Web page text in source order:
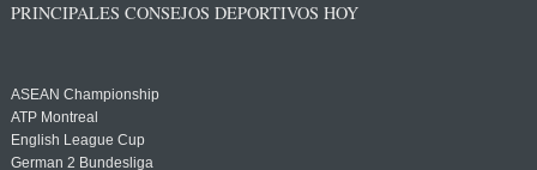
PRINCIPALES CONSEJOS DEPORTIVOS HOY
ASEAN Championship
ATP Montreal
English League Cup
German 2 Bundesliga